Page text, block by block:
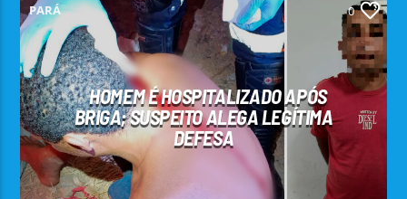
PARÁ 0
HOMEM É HOSPITALIZADO APÓS
BRIGA; SUSPEITO ALEGA LEGÍTIMA
DEFESA